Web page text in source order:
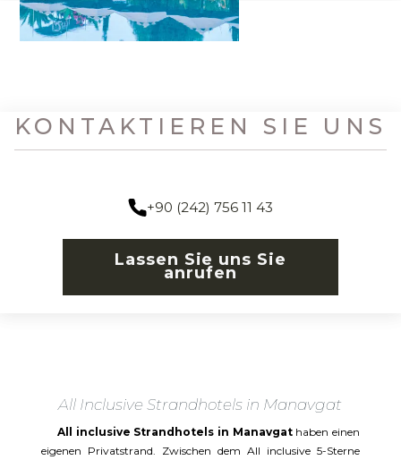
KONTAKTIEREN SIE UNS
+90 (242) 756 11 43
Lassen Sie uns Sie
anrufen
All Inclusive Strandhotels in Manavgat
All inclusive Strandhotels in Manavgathaben einen
eigenen Privatstrand. Zwischen dem All inclusive 5-Sterne